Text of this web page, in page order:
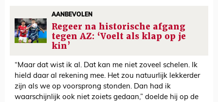
AANBEVOLEN
Regeer na historische afgang
tegen AZ: ‘Voelt als klap op je
kin’
“Maar dat wist ik al. Dat kan me niet zoveel schelen. Ik
hield daar al rekening mee. Het zou natuurlijk lekkerder
zijn als we op voorsprong stonden. Dan had ik
waarschijnlijk ook niet zoiets gedaan,” doelde hij op de